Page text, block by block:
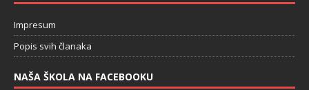
Impresum
Popis svih članaka
NAŠA ŠKOLA NA FACEBOOKU